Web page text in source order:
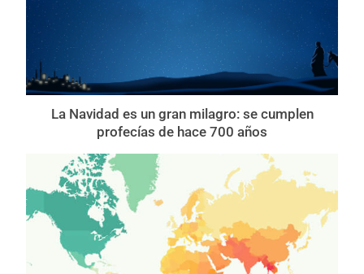
La Navidad es un gran milagro: se cumplen
profecías de hace 700 años